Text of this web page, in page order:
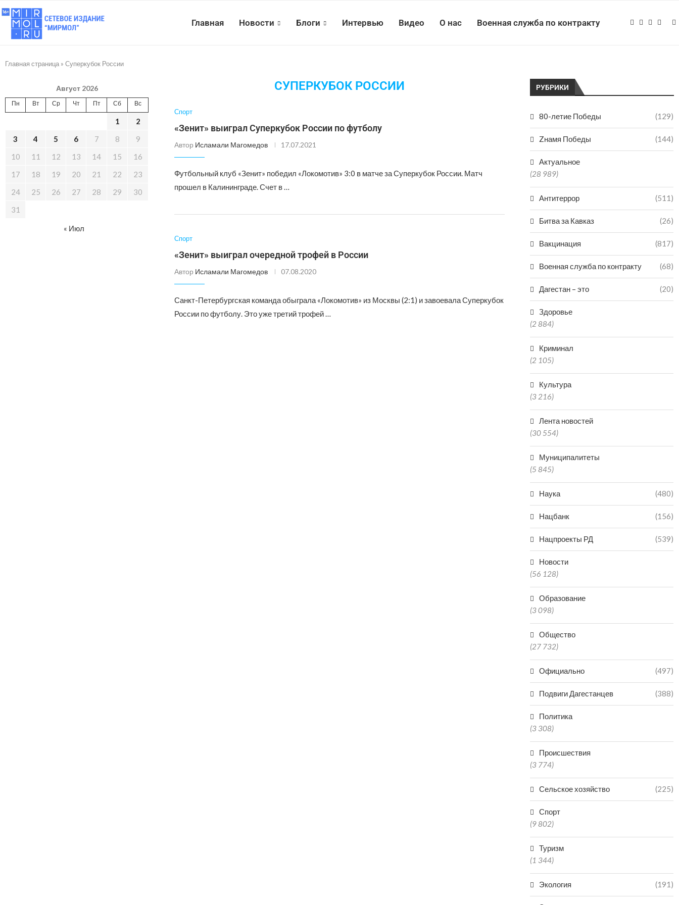
Главная Новости Блоги Интервью Видео О нас Военная служба по контракту
Главная страница » Суперкубок России
СУПЕРКУБОК РОССИИ
Спорт
«Зенит» выиграл Суперкубок России по футболу
Автор Исламали Магомедов 17.07.2021
Футбольный клуб «Зенит» победил «Локомотив» 3:0 в матче за Суперкубок России. Матч
прошел в Калининграде. Счет в …
Спорт
«Зенит» выиграл очередной трофей в России
Автор Исламали Магомедов 07.08.2020
Санкт-Петербургская команда обыграла «Локомотив» из Москвы (2:1) и завоевала Суперкубок
России по футболу. Это уже третий трофей …
РУБРИКИ
80-летие Победы (129)
Zнамя Победы (144)
Актуальное
(28 989)
Антитеррор (511)
Битва за Кавказ (26)
Вакцинация (817)
Военная служба по контракту (68)
Дагестан – это (20)
Здоровье
(2 884)
Криминал
(2 105)
Культура
(3 216)
Лента новостей
(30 554)
Муниципалитеты
(5 845)
Наука (480)
Нацбанк (156)
Нацпроекты РД (539)
Новости
(56 128)
Образование
(3 098)
Общество
(27 732)
Официально (497)
Подвиги Дагестанцев (388)
Политика
(3 308)
Происшествия
(3 774)
Сельское хозяйство (225)
Спорт
(9 802)
Туризм
(1 344)
Экология (191)
Август 2026
Пн Вт Ср Чт Пт Сб Вс
1
2
3
4 5 6 7 8
9
10
11 12 13 14 15
16
17
18 19 20 21 22
23
24
25 26 27 28 29
30
31
« Июл